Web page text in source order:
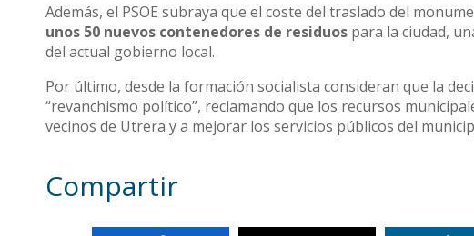
Además, el PSOE subraya que el coste del traslado del
unos 50 nuevos contenedores de residuos para la ciudad,
del actual gobierno local.
Por último, desde la formación socialista consideran que la
“revanchismo político”, reclamando que los recursos
vecinos de Utrera y a mejorar los servicios públicos del
Compartir